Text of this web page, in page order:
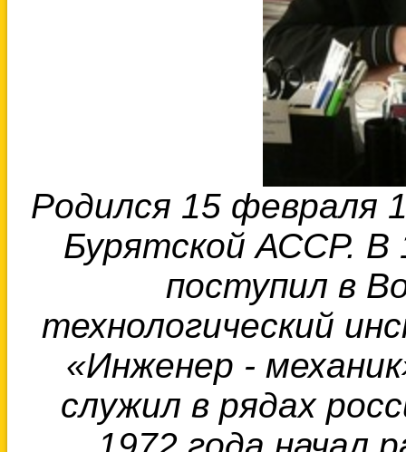
Родился 15 февраля
Бурятской АССР. В
поступил в
технологический
«Инженер -
служил в рядах